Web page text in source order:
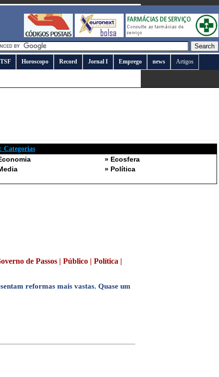
TSF Horoscopo Record Jornal I Emprego news Artigos
Categorias
» Ecosfera
» Política
de Passos | Público | Política |
reformas mais vastas. Quase um